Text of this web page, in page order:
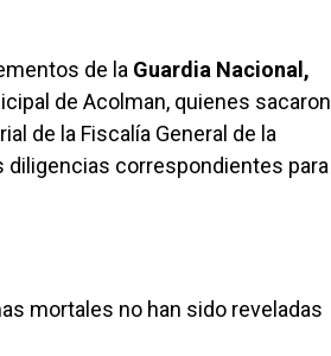
de la Guardia Nacional,
de Acolman, quienes sacaron
de la Fiscalía General de la
diligencias correspondientes para
mortales no han sido reveladas